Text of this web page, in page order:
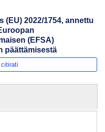
(EU) 2022/1754, annettu
(EFSA)
päättämisestä